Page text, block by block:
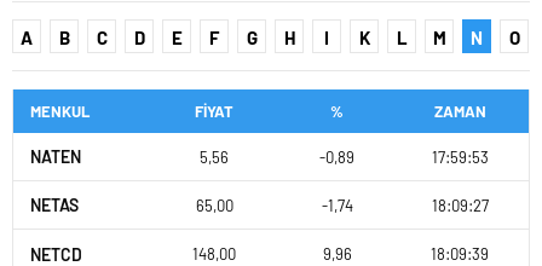
A B C D E F G H I K L M N O
MENKUL FİYAT % ZAMAN
NATEN 5,56 -0,89 17:59:53
NETAS 65,00 -1,74 18:09:27
NETCD 148,00 9,96 18:09:39